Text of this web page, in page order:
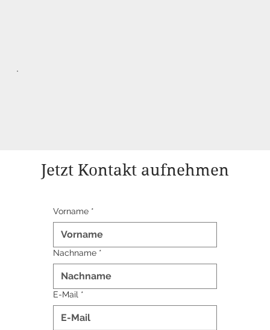
Jetzt Kontakt aufnehmen
Vorname *
Nachname *
E-Mail *